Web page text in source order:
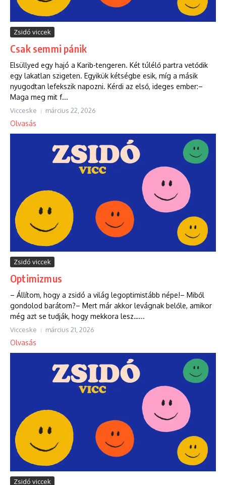
Zsidó viccek
Csak semmi pánik
Elsüllyed egy hajó a Karib-tengeren. Két túlélő partra vetődik
egy lakatlan szigeten. Egyikük kétségbe esik, míg a másik
nyugodtan lefekszik napozni. Kérdi az első, ideges ember:–
Maga meg mit f...
Vicceske március 22, 2026
Olvasás
Zsidó viccek
Optimizmus
– Állítom, hogy a zsidó a világ legoptimistább népe!– Miből
gondolod barátom?– Mert már akkor levágnak belőle, amikor
még azt se tudják, hogy mekkora lesz…...
Vicceske március 21, 2026
Olvasás
Zsidó viccek